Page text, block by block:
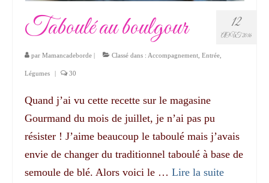
12
AOÛT 2016
Taboulé au boulgour
par Mamancadeborde | Classé dans : Accompagnement Entrée
Légumes | 30
Quand j’ai vu cette recette sur le magasine
Gourmand du mois de juillet, je n’ai pas pu
résister ! J’aime beaucoup le taboulé mais j’avais
envie de changer du traditionnel taboulé à base de
semoule de blé. Alors voici le … Lire la suite­­